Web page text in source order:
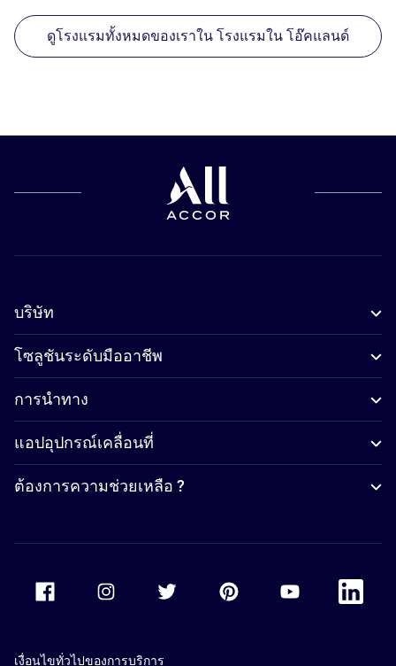
ดูโรงแรมทั้งหมดของเราใน โรงแรมใน โอ๊คแลนด์
บริษัท
โซลูชันระดับมืออาชีพ
การนำทาง
แอปอุปกรณ์เคลื่อนที่
ต้องการความช่วยเหลือ ?
Accor Facebook Accor TwitterAccor PinterestAccor Youtube
Accor
เงื่อนไขทั่วไปของการบริการ